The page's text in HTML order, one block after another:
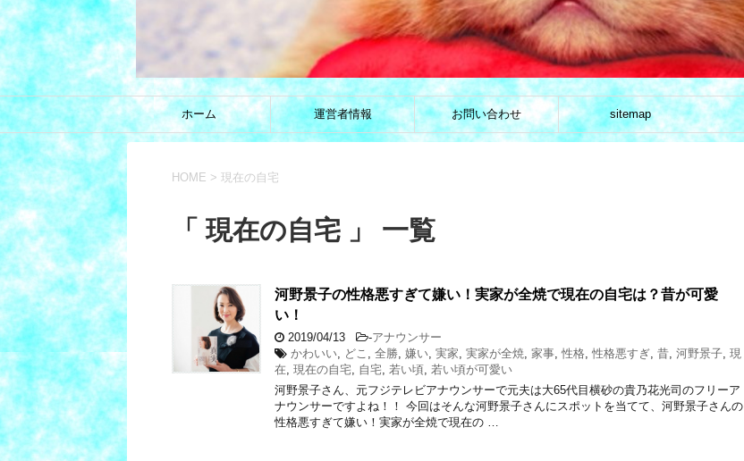
ホーム 運営者情報 お問い合わせ sitemap
HOME > 現在の自宅
「 現在の自宅 」 一覧
河野景子の性格悪すぎて嫌い！実家が全焼で現在の自宅は？昔が可愛
い！
2019/04/13 -アナウンサー
かわいい
どこ 全勝 嫌い 実家 実家が全焼 家事 性格 性格悪すぎ 昔 河野景子 現
在 現在の自宅 自宅 若い頃 若い頃が可愛い
河野景子さん、元フジテレビアナウンサーで元夫は大65代目横砂の貴乃花光司のフリーア
ナウンサーですよね！！ 今回はそんな河野景子さんにスポットを当てて、河野景子さんの
性格悪すぎて嫌い！実家が全焼で現在の …